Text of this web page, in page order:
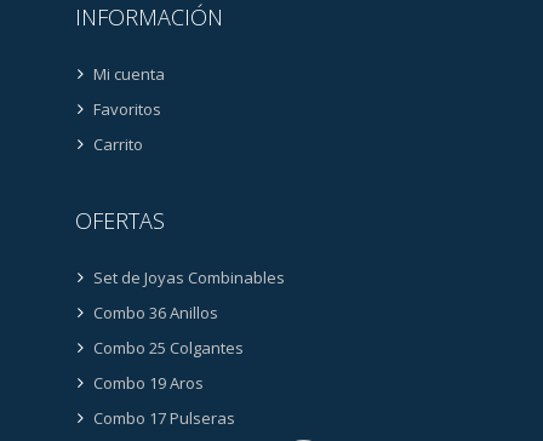
INFORMACIÓN
Mi cuenta
Favoritos
Carrito
OFERTAS
Set de Joyas Combinables
Combo 36 Anillos
Combo 25 Colgantes
Combo 19 Aros
Combo 17 Pulseras